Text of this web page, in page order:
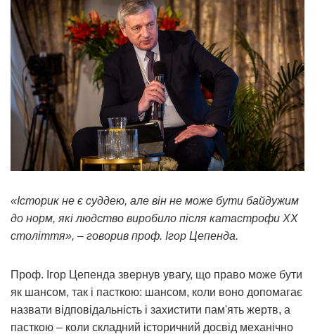
«Історик не є суддею, але він не може бути байдужим
до норм, які людство виробило після катастрофи XX
століття», – говорив проф. Ігор Цепенда.
Проф. Ігор Цепенда звернув увагу, що право може бути
як шансом, так і пасткою: шансом, коли воно допомагає
назвати відповідальність і захистити пам'ять жертв, а
пасткою – коли складний історичний досвід механічно